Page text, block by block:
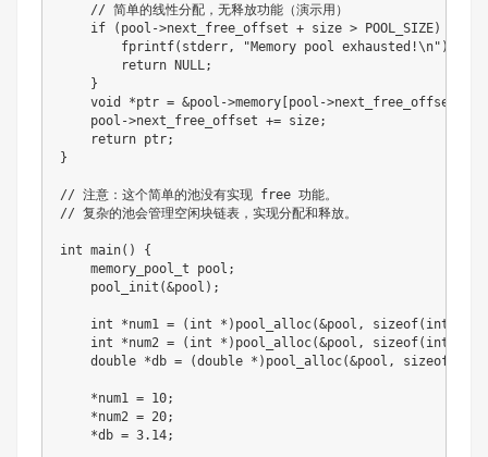
// 简单的线性分配，无释放功能（演示用）
if
( pool ->next_free_offset + size > POOL_SIZE)
fprintf( stderr , "Memory pool exhausted!\n" )
return NULL ;
}
void
*ptr = &pool ->memory [pool ->next_free_offset
    pool
->next_free_offset += size;
return ptr;
}
// 注意：这个简单的池没有实现 free 功能。
// 复杂的池会管理空闲块链表，实现分配和释放。
int main( )
{
memory_pool_t pool ;
pool_init (&pool ) ;
int *num1 = ( int * ) pool_alloc(&pool , sizeof( int
int
*num2 = ( int * ) pool_alloc(&pool , sizeof( int
double *db = (double * ) pool_alloc(&pool , sizeof
*num1 = 10;
*num2 = 20;
*db = 3.14;